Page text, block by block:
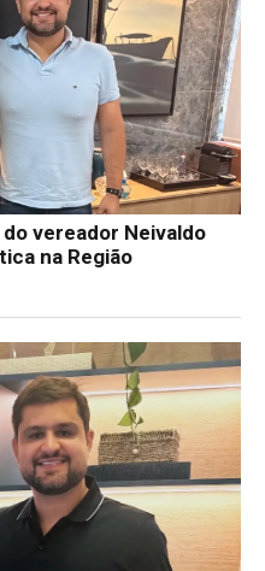
vereador Neivaldo
na Região